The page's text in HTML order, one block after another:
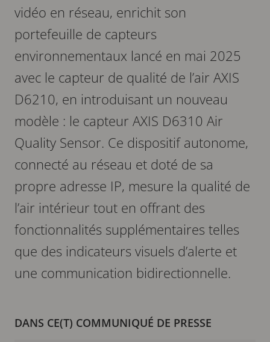
vidéo en réseau, enrichit son
portefeuille de capteurs
environnementaux lancé en mai 2025
avec le capteur de qualité de l’air AXIS
D6210, en introduisant un nouveau
modèle : le capteur AXIS D6310 Air
Quality Sensor. Ce dispositif autonome,
connecté au réseau et doté de sa
propre adresse IP, mesure la qualité de
l’air intérieur tout en offrant des
fonctionnalités supplémentaires telles
que des indicateurs visuels d’alerte et
une communication bidirectionnelle.
DANS CE(T) COMMUNIQUÉ DE PRESSE